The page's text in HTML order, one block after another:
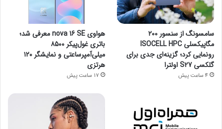
سامسونگ از سنسور ۲۰۰
مگاپیکسلی ISOCELL HPC
رونمایی کرد؛ گزینه‌ای جدی برای
گلکسی S27 اولترا
4 ساعت پیش
هواوی nova 16 SE معرفی شد؛
باتری غول‌پیکر ۸۵۰۰
میلی‌آمپرساعتی و نمایشگر ۱۲۰
هرتزی
17 ساعت پیش